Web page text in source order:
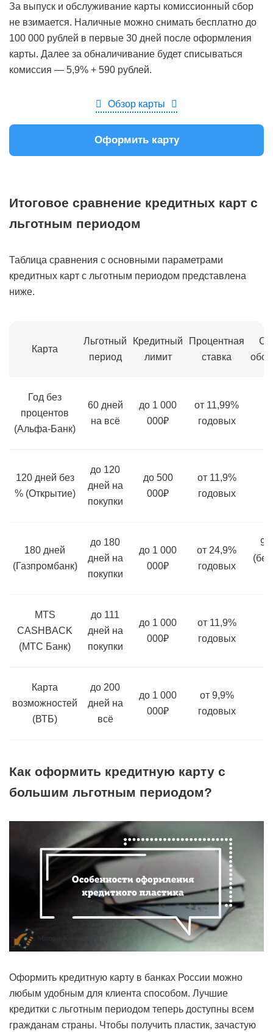
За выпуск и обслуживание карты комиссионный сбор
не взимается. Наличные можно снимать бесплатно до
100 000 рублей в первые 30 дней после оформления
карты. Далее за обналичивание будет списываться
комиссия — 5,9% + 590 рублей.
Обзор карты
Оформить карту
Итоговое сравнение кредитных карт с
льготным периодом
Таблица сравнения с основными параметрами
кредитных карт с льготным периодом представлена
ниже.
Карта
Льготный
период
Кредитный
лимит
Процентная
ставка
Год без
процентов
(Альфа-Банк)
60 дней
на всё
до 1 000
000₽
от 11,99%
годовых
120 дней без
% (Открытие)
до 120
дней на
покупки
до 500
000₽
от 11,9%
годовых
180 дней
(Газпромбанк)
до 180
дней на
покупки
до 1 000
000₽
от 24,9%
годовых
MTS
CASHBACK
(МТС Банк)
до 111
дней на
покупки
до 1 000
000₽
от 11,9%
годовых
Карта
возможностей
(ВТБ)
до 200
дней на
всё
до 1 000
000₽
от 9,9%
годовых
Как оформить кредитную карту с
большим льготным периодом?
Оформить кредитную карту в банках России можно
любым удобным для клиента способом. Лучшие
кредитки с льготным периодом теперь доступны всем
гражданам страны. Чтобы получить пластик, зачастую